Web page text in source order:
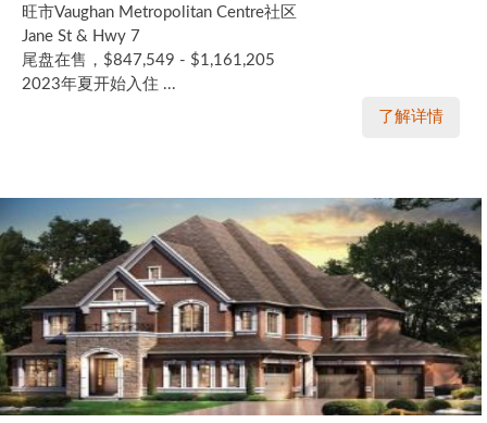
旺市Vaughan Metropolitan Centre社区
Jane St & Hwy 7
尾盘在售，$847,549 - $1,161,205
2023年夏开始入住 ...
了解详情